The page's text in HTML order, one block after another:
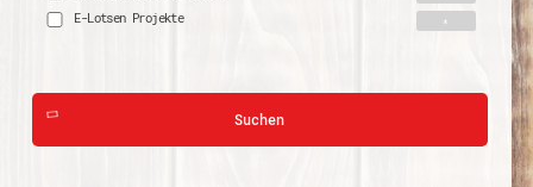
E-Lotsen Projekte
Suchen